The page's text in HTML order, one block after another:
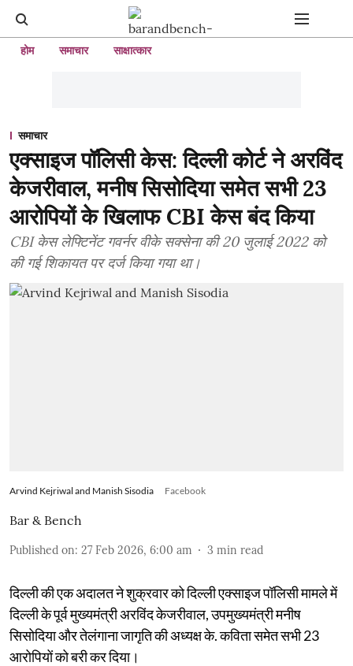
होम समाचार साक्षात्कार
समाचार
एक्साइज पॉलिसी केस: दिल्ली कोर्ट ने अरविंद
केजरीवाल, मनीष सिसोदिया समेत सभी 23
आरोपियों के खिलाफ CBI केस बंद किया
CBI केस लेफ्टिनेंट गवर्नर वीके सक्सेना की 20 जुलाई 2022 को
की गई शिकायत पर दर्ज किया गया था।
Arvind Kejriwal and Manish Sisodia Facebook
Bar & Bench
Published on: 27 Feb 2026, 6:00 am 3 min read
दिल्ली की एक अदालत ने शुक्रवार को दिल्ली एक्साइज पॉलिसी मामले में
दिल्ली के पूर्व मुख्यमंत्री अरविंद केजरीवाल, उपमुख्यमंत्री मनीष
सिसोदिया और तेलंगाना जागृति की अध्यक्ष के. कविता समेत सभी 23
आरोपियों को बरी कर दिया।